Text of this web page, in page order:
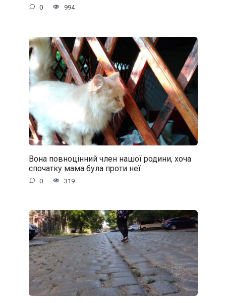
0 994
Вона повноцінний член нашої родини, хоча
спочатку мама була проти неї
0 319